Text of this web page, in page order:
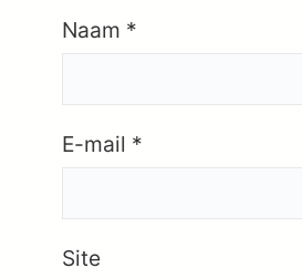
Naam *
E-mail *
Site